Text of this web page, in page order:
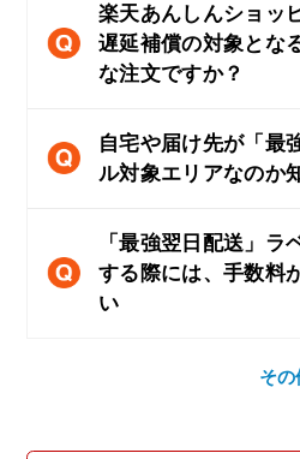
楽天あんしんショッ
遅延補償の対象とな
な注文ですか？
自宅や届け先が「最
ル対象エリアなのか
「最強翌日配送」ラ
する際には、手数料
い
そ